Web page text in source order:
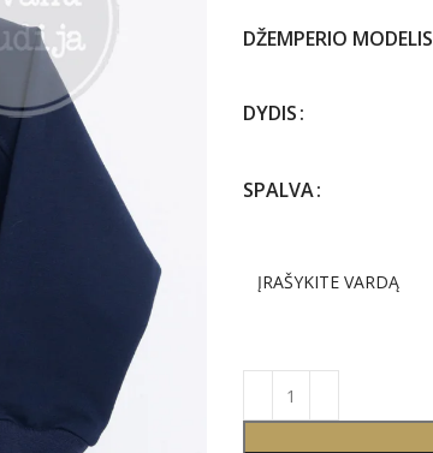
DŽEMPERIO MODELIS
DYDIS
SPALVA
ĮRAŠYKITE VARDĄ